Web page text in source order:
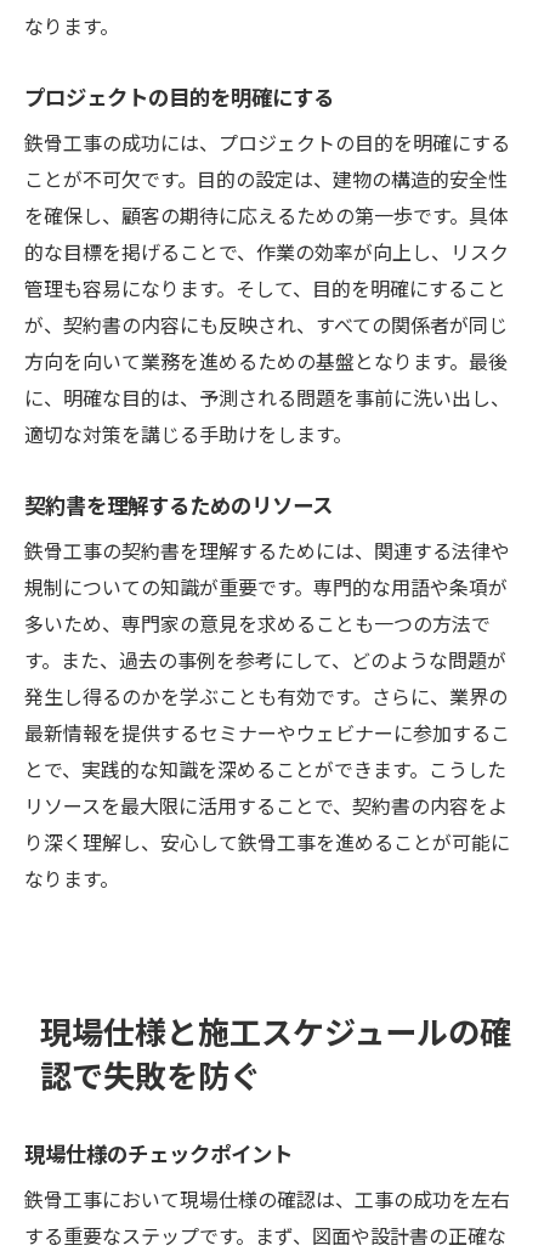
なります。
プロジェクトの目的を明確にする
鉄骨工事の成功には、プロジェクトの目的を明確にする
ことが不可欠です。目的の設定は、建物の構造的安全性
を確保し、顧客の期待に応えるための第一歩です。具体
的な目標を掲げることで、作業の効率が向上し、リスク
管理も容易になります。そして、目的を明確にすること
が、契約書の内容にも反映され、すべての関係者が同じ
方向を向いて業務を進めるための基盤となります。最後
に、明確な目的は、予測される問題を事前に洗い出し、
適切な対策を講じる手助けをします。
契約書を理解するためのリソース
鉄骨工事の契約書を理解するためには、関連する法律や
規制についての知識が重要です。専門的な用語や条項が
多いため、専門家の意見を求めることも一つの方法で
す。また、過去の事例を参考にして、どのような問題が
発生し得るのかを学ぶことも有効です。さらに、業界の
最新情報を提供するセミナーやウェビナーに参加するこ
とで、実践的な知識を深めることができます。こうした
リソースを最大限に活用することで、契約書の内容をよ
り深く理解し、安心して鉄骨工事を進めることが可能に
なります。
現場仕様と施工スケジュールの確
認で失敗を防ぐ
現場仕様のチェックポイント
鉄骨工事において現場仕様の確認は、工事の成功を左右
する重要なステップです。まず、図面や設計書の正確な